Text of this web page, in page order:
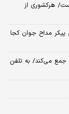
هرکشوری از
مداح جوان کجا
جمع می‌کند/ به تلفن